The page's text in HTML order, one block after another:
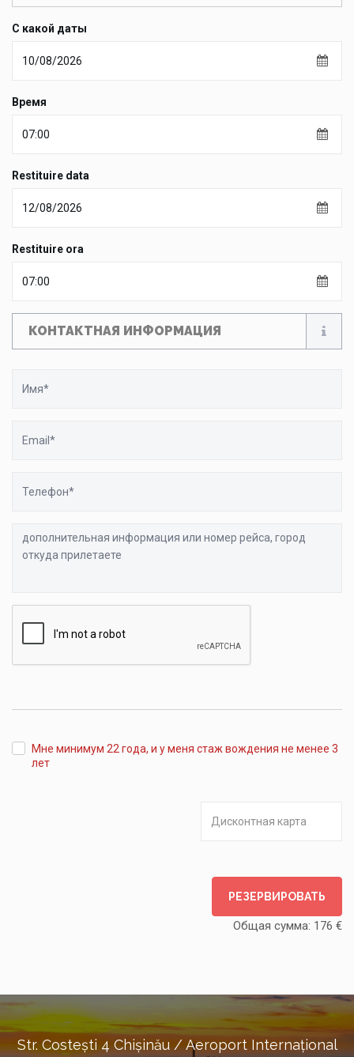
С какой даты
Время
Restituire data
Restituire ora
КОНТАКТНАЯ ИНФОРМАЦИЯ
Мне минимум 22 года, и у меня стаж вождения не менее 3
лет
РЕЗЕРВИРОВАТЬ
Общая сумма: 176 €
Str. Costești 4 Chișinău / Aeroport Internațional